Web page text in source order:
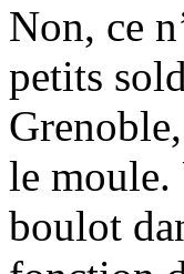
Non, ce
petits
le moule.
boulot